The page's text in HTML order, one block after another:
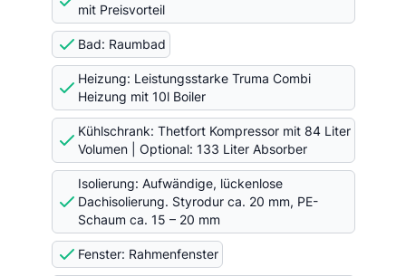
mit Preisvorteil
Bad: Raumbad
Heizung: Leistungsstarke Truma Combi
Heizung mit 10l Boiler
Kühlschrank: Thetfort Kompressor mit 84 Liter
Volumen | Optional: 133 Liter Absorber
Isolierung: Aufwändige, lückenlose
Dachisolierung. Styrodur ca. 20 mm, PE-
Schaum ca. 15 – 20 mm
Fenster: Rahmenfenster